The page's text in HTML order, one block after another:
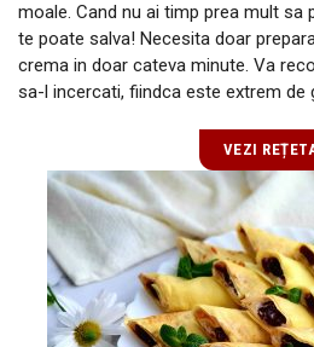
moale. Cand nu ai timp prea mult
te poate salva! Necesita doar
crema in doar cateva minute. Va
sa-l incercati, fiindca este extrem de
VEZI